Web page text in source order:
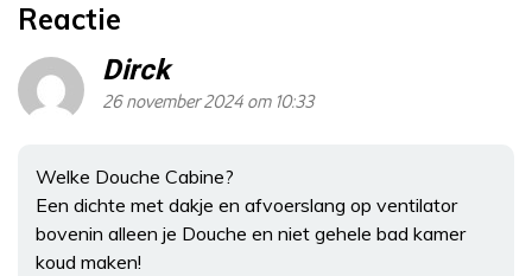
Reactie
Dirck
26 november 2024 om 10:33
Welke Douche Cabine?
Een dichte met dakje en afvoerslang op ventilator
bovenin alleen je Douche en niet gehele bad kamer
koud maken!